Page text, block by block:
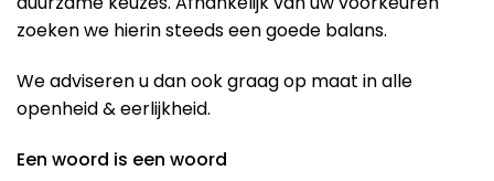
zoeken we hierin steeds een goede balans.
We adviseren u dan ook graag op maat in alle
openheid & eerlijkheid.
Een woord is een woord